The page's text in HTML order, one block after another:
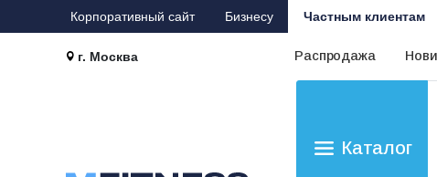
Корпоративный сайт Бизнесу Частным клиентам
г. Москва Распродажа
Каталог